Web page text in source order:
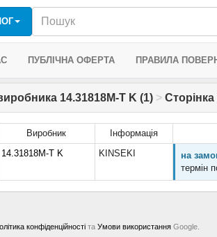
ПУБЛІЧНА ОФЕРТА ПРАВИЛА
14.31818M-T K (1) > Сторінка
Виробник Інформація
14.31818M-T K KINSEKI
на
термін
конфіденційності та Умови використання Google.